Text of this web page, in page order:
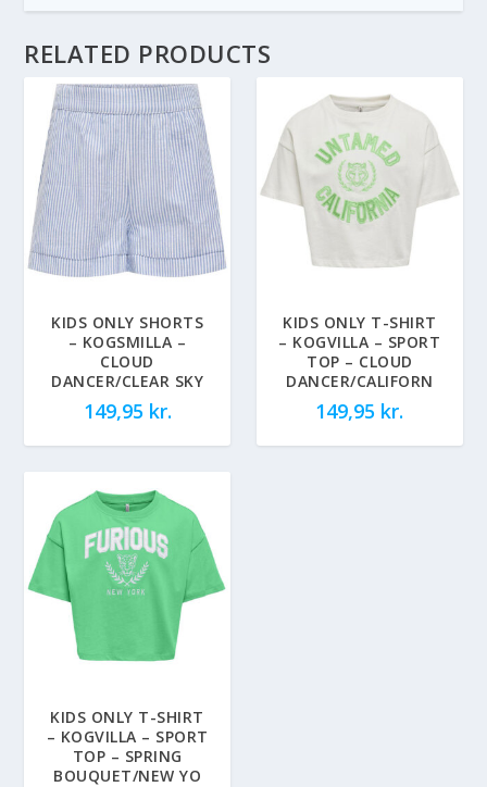
RELATED PRODUCTS
KIDS ONLY SHORTS
– KOGSMILLA –
CLOUD
DANCER/CLEAR SKY
149,95 kr.
KIDS ONLY T-SHIRT
– KOGVILLA – SPORT
TOP – CLOUD
DANCER/CALIFORN
149,95 kr.
KIDS ONLY T-SHIRT
– KOGVILLA – SPORT
TOP – SPRING
BOUQUET/NEW YO